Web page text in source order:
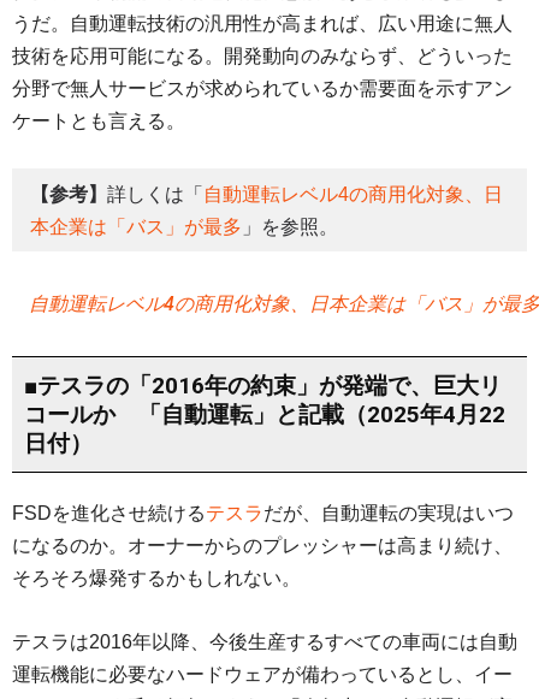
うだ。自動運転技術の汎用性が高まれば、広い用途に無人
技術を応用可能になる。開発動向のみならず、どういった
分野で無人サービスが求められているか需要面を示すアン
ケートとも言える。
【参考】 詳しくは「 自動運転レベル4の商用化対象、日
本企業は「バス」が最多 」を参照。
自動運転レベル4の商用化対象、日本企業は「バス」が最
■テスラの「2016年の約束」が発端で、巨大リ
コールか 「自動運転」と記載（2025年4月22
日付）
FSDを進化させ続けるテスラだが、自動運転の実現はいつ
になるのか。オーナーからのプレッシャーは高まり続け、
そろそろ爆発するかもしれない。
テスラは2016年以降、今後生産するすべての車両には自動
運転機能に必要なハードウェアが備わっているとし、イー